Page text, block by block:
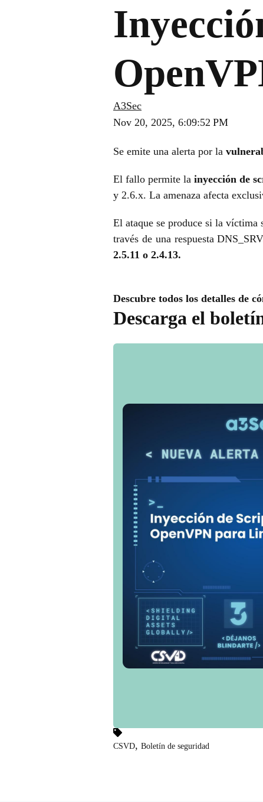
A3Sec
Nov 20, 2025, 6:09:52 PM
Se emite una alerta por la
El fallo permite la inyección de
y 2.6.x. La amenaza afecta
El ataque se produce si la víctima
través de una respuesta
2.5.11 o 2.4.13.
Descubre todos los detalles de
Descarga el
CSVD, Boletín de seguridad